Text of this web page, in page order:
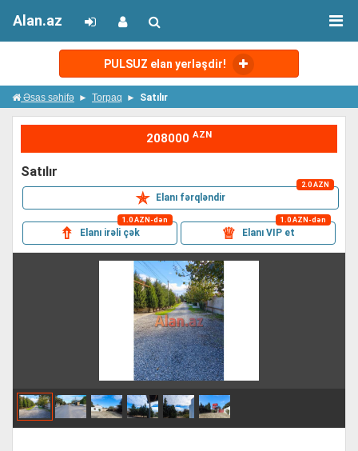
PULSUZ elan yerləşdir!
Alan.az
Əsas səhifə Torpaq Satılır
208000 AZN
satılır
✯ Elanı fərqləndir
2.0 AZN
⇮ Elanı irəli çək
1.0 AZN-dən
♕ Elanı VIP et
1.0 AZN-dən